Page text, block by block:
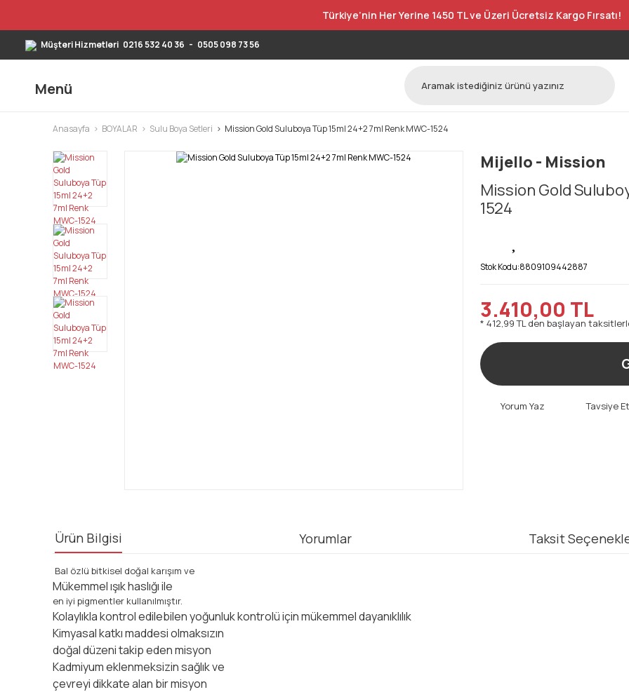
Türkiye’nin Her Yerine 1450 TL ve Üzeri Ücretsiz Kargo Fırsatı!
Müşteri Hizmetleri 0216 532 40 36 - 0505 098 73 56
Menü
Anasayfa BOYALAR Sulu Boya Setleri Mission Gold Suluboya Tüp 15ml 24+2 7ml Renk MWC-1524
Mijello - Mission
Mission Gold
1524
Stok Kodu:8809109442887
3.410,00 TL
* 412,99 TL den başlayan
Yorum Yaz Tavsiye Et
Ürün Bilgisi Yorumlar Taksit
Bal özlü bitkisel doğal karışım ve
Mükemmel ışık haslığı ile
en iyi pigmentler kullanılmıştır.
Kolaylıkla kontrol edilebilen yoğunluk kontrolü için mükemmel dayanıklılık
Kimyasal katkı maddesi olmaksızın
doğal düzeni takip eden misyon
Kadmiyum eklenmeksizin sağlık ve
çevreyi dikkate alan bir misyon